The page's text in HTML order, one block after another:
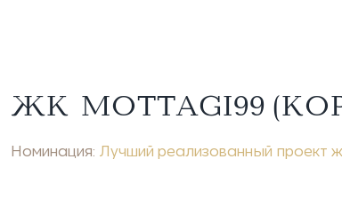
ЖК MOTTAGI99
Номинация: Лучший реализованный проект